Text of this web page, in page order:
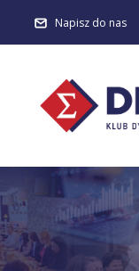
Napisz do nas